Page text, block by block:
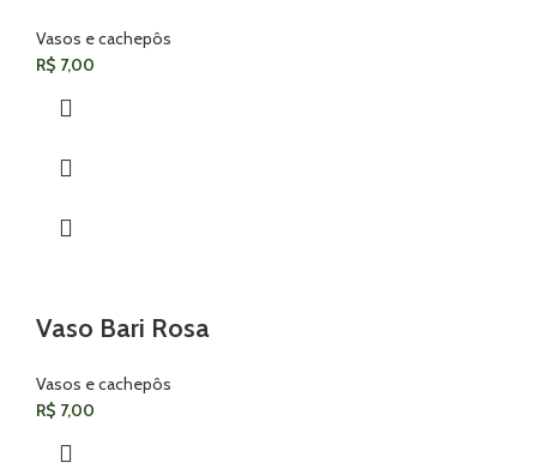
Vasos e cachepôs
R$ 7,00
Vaso Bari Rosa
Vasos e cachepôs
R$ 7,00